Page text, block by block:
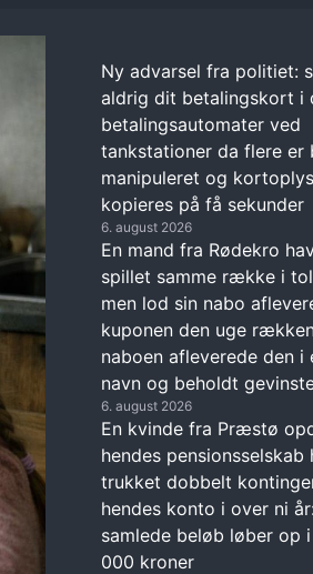
Ny advarsel fra politiet:
aldrig dit betalingskort i
betalingsautomater ved
tankstationer da flere er
manipuleret og
kopieres på få sekunder
6. august 2026
En mand fra Rødekro
spillet samme række i
men lod sin nabo
kuponen den uge
naboen afleverede den i
navn og beholdt
6. august 2026
En kvinde fra Præstø
hendes pensionsselskab
trukket dobbelt
hendes konto i over ni
samlede beløb løber op
000 kroner